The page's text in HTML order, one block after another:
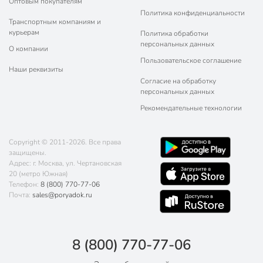
Транспортным компаниям и
курьерам
О компании
Наши реквизиты
Политика конфиденциальности
Политика обработки
персональных данных
Пользовательское соглашение
Согласие на обработку
персональных данных
Рекомендательные технологии
Copyright © 2011-2026. Все права
защищены.
Адрес: г. Москва, ул. Чертановская
20 (метро Южная)
Телефон: 8 (800) 770-77-06
Почта: sales@poryadok.ru
8 (800) 770-77-06